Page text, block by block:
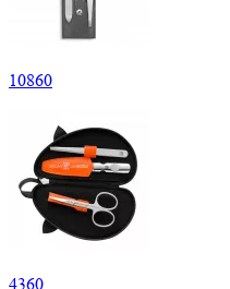
10860
4360